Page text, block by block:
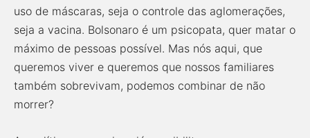
uso de máscaras, seja o controle das aglomerações,
seja a vacina. Bolsonaro é um psicopata, quer matar o
máximo de pessoas possível. Mas nós aqui, que
queremos viver e queremos que nossos familiares
também sobrevivam, podemos combinar de não
morrer?